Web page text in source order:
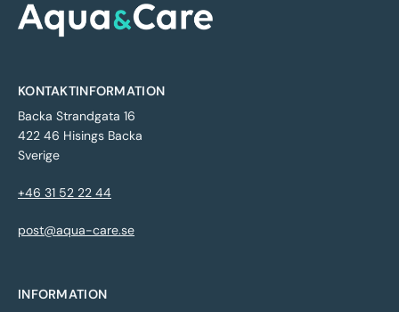
KONTAKTINFORMATION
Backa Strandgata 16
422 46 Hisings Backa
Sverige
+46 31 52 22 44
post@aqua-care.se
INFORMATION